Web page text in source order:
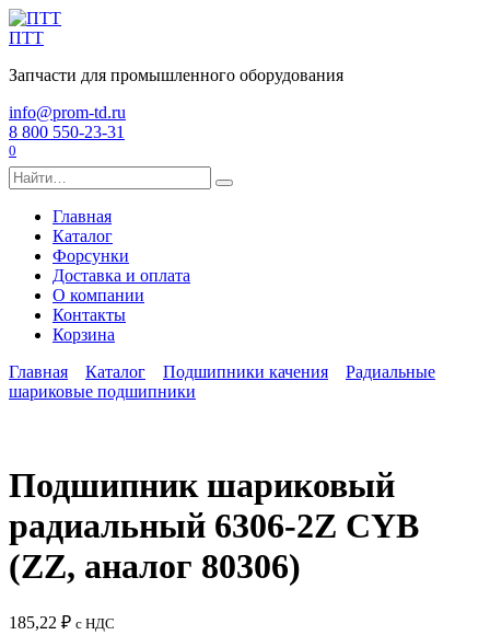
Перейти
к
ПТТ
Запчасти для промышленного оборудования
info@prom-td.ru
8 800 550-23-31
0
Search
for:
Главная
Каталог
Форсунки
Доставка и оплата
О компании
Контакты
Корзина
Главная
Каталог Подшипники качения
Радиальные
шариковые подшипники
Подшипник шариковый
радиальный 6306-2Z CYB
(ZZ, аналог 80306)
185,22 ₽ с НДС